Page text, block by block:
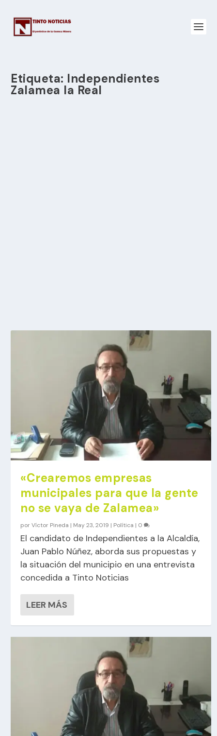
Etiqueta: Independientes
Zalamea la Real
«Crearemos empresas
municipales para que la gente
no se vaya de Zalamea»
porVíctor Pineda | May 23, 2019 | Política | 0
El candidato de Independientes a la Alcaldía,
Juan Pablo Núñez, aborda sus propuestas y
la situación del municipio en una entrevista
concedida a Tinto Noticias
LEER MÁS